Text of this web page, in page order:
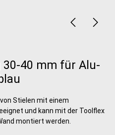
0 von 5 Sternen
40 mm für Alu-
Stielen mit einem
und kann mit der Toolflex
montiert werden.